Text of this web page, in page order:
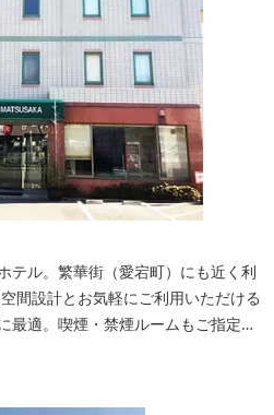
テル。繁華街（愛宕町）にも近く利
間設計とお気軽にご利用いただける
最適。喫煙・禁煙ルームもご指定い
無料のウェルカムドリンクサービス